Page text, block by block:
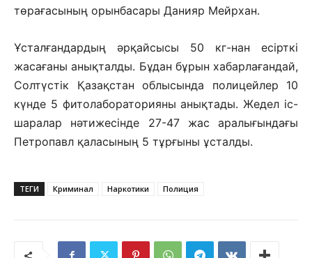
төрағасының орынбасары Данияр Мейрхан.
Ұсталғандардың әрқайсысы 50 кг-нан есірткі
жасағаны анықталды. Бұдан бұрын хабарлағандай,
Солтүстік Қазақстан облысында полицейлер 10
күнде 5 фитолабораторияны анықтады. Жедел іс-
шаралар нәтижесінде 27-47 жас аралығындағы
Петропавл қаласының 5 тұрғыны ұсталды.
ТЕГИ Криминал Наркотики Полиция